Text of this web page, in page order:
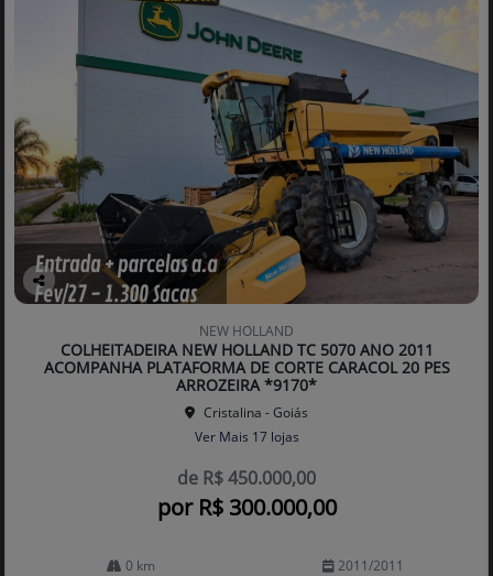
Co
lhe
NEW HOLLAND
COLHEITADEIRA NEW HOLLAND TC 5070 ANO 2011
ACOMPANHA PLATAFORMA DE CORTE CARACOL 20 PES
ARROZEIRA *9170*
Cristalina - Goiás
Ver Mais 17 lojas
de R$ 450.000,00
por R$ 300.000,00
0 km 2011/2011